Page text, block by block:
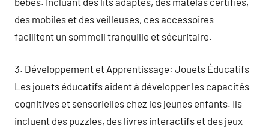
des mobiles et des veilleuses, ces accessoires
facilitent un sommeil tranquille et sécuritaire.
3. Développement et Apprentissage: Jouets Éducatifs
Les jouets éducatifs aident à développer les capacités
cognitives et sensorielles chez les jeunes enfants. Ils
incluent des puzzles, des livres interactifs et des jeux